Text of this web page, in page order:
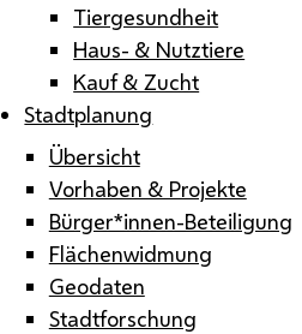
Tiergesundheit
Haus- & Nutztiere
Kauf & Zucht
Stadtplanung
Übersicht
Vorhaben & Projekte
Bürger*innen-Beteiligung
Flächenwidmung
Geodaten
Stadtforschung